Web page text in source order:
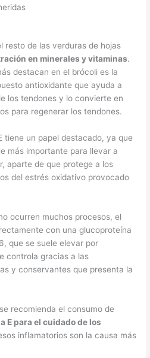
resto de las verduras de hojas
en minerales y vitaminas.
destacan en el brócoli es la
antioxidante que ayuda a
los tendones y lo convierte en
para regenerar los tendones.
tiene un papel destacado, ya que
más importante para llevar a
aparte de que protege a los
del estrés oxidativo provocado
ocurren muchos procesos, el
con una glucoproteína
que se suele elevar por
controla gracias a las
y conservantes que presenta la
recomienda el consumo de
E para el cuidado de los
inflamatorios son la causa más